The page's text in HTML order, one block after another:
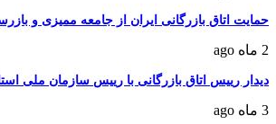
حمایت اتاق بازرگانی ایران از جامعه ممیزی و
2 ماه ago
دیدار رییس اتاق بازرگانی با رییس سازمان ملی
3 ماه ago